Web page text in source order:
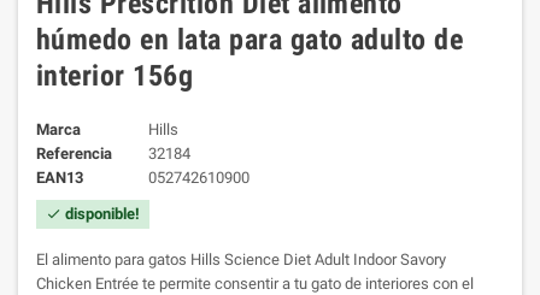
húmedo en lata para gato adulto de
interior 156g
Marca
Hills
Referencia
32184
EAN13
052742610900
check disponible!
El alimento para gatos Hills Science Diet Adult Indoor Savory
Chicken Entrée te permite consentir a tu gato de interiores con el